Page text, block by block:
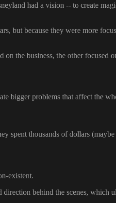
had a vision -- to create
but because they were more
the business, the other focused
bigger problems that affect the
spent thousands of dollars
existent.
behind the scenes, which